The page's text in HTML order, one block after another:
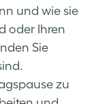
und wie sie
oder Ihren
Sie
zu